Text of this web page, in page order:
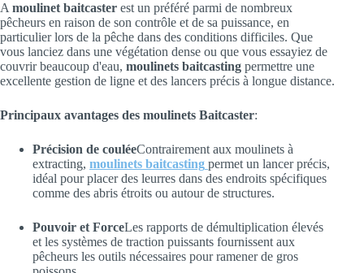
A moulinet baitcaster est un préféré parmi de nombreux
pêcheurs en raison de son contrôle et de sa puissance, en
particulier lors de la pêche dans des conditions difficiles. Que
vous lanciez dans une végétation dense ou que vous essayiez de
couvrir beaucoup d'eau, moulinets baitcasting permettre une
excellente gestion de ligne et des lancers précis à longue distance.
Principaux avantages des moulinets Baitcaster:
Précision de couléeContrairement aux moulinets à
extracting, moulinets baitcasting permet un lancer précis,
idéal pour placer des leurres dans des endroits spécifiques
comme des abris étroits ou autour de structures.
Pouvoir et ForceLes rapports de démultiplication élevés
et les systèmes de traction puissants fournissent aux
pêcheurs les outils nécessaires pour ramener de gros